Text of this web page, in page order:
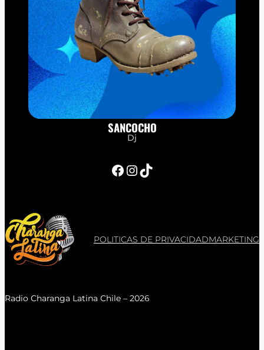
SANCOCHO
Dj
Facebook InstagramTikTok
POLITICAS DE PRIVACIDADMARKETING
Radio Charanga Latina Chile – 2026